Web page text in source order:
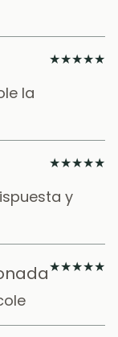
★★★★★
la
★★★★★
y
★★★★★